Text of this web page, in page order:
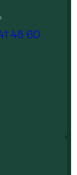
48 60